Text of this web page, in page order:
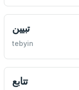
تبيين
tebyin
تتابع